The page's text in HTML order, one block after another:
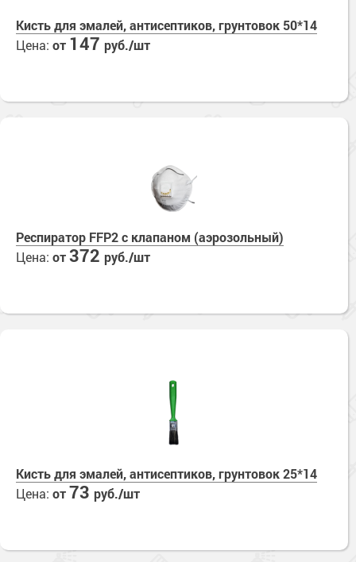
Кисть для эмалей, антисептиков, грунтовок 50*14
Цена: от 147 руб./шт
Респиратор FFP2 с клапаном (аэрозольный)
Цена: от372 руб./шт
Кисть для эмалей, антисептиков, грунтовок 25*14
Цена: от73 руб./шт